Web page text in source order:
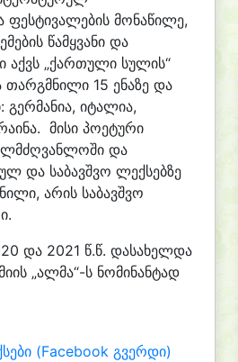
მონაწილე,
წამყვანი და
აქვს „ქართული სულის“
თარგმნილი 15 ენაზე და
გერმანია, იტალია,
მისი პოეტური
და
და საბავშვო ლექსებზე
არის საბავშვო
და 2021 წ.წ. დასახელდა
„ალმა“-ს ნომინანტად
(Facebook გვერდი)